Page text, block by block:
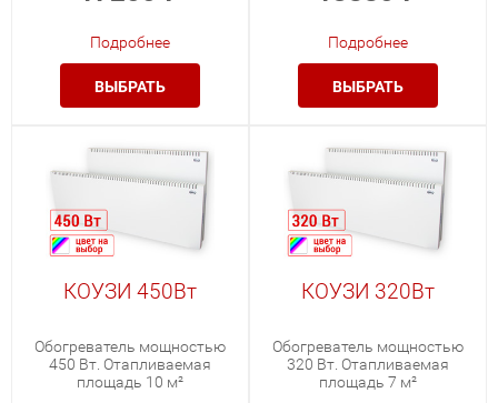
Подробнее
ВЫБРАТЬ
Подробнее
ВЫБРАТЬ
КОУЗИ 450Вт
Обогреватель мощностью
450 Вт. Отапливаемая
площадь 10 м²
КОУЗИ 320Вт
Обогреватель мощностью
320 Вт. Отапливаемая
площадь 7 м²